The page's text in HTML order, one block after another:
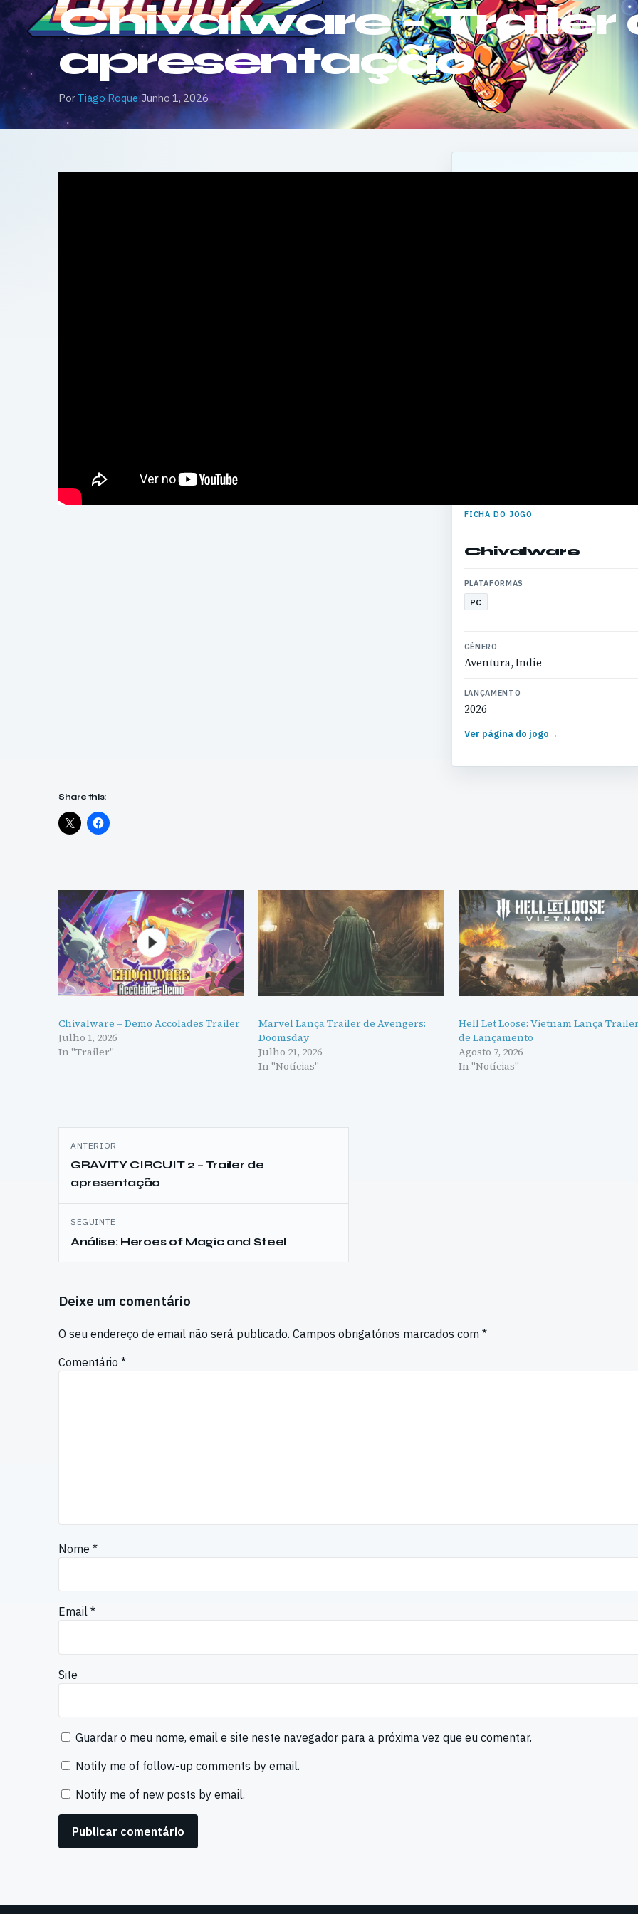
Chivalware – Trailer
apresentação
Por Tiago Roque·Junho 1, 2026
FICHA DO JOGO
Chivalware
PLATAFORMAS
PC
GÉNERO
Aventura, Indie
LANÇAMENTO
2026
Ver página do jogo→
Share this:
Chivalware – Demo Accolades Trailer
Julho 1, 2026
In "Trailer"
Marvel Lança Trailer de Avengers:
Doomsday
Julho 21, 2026
In "Notícias"
Hell Let Loose: Vietnam Lança
de Lançamento
Agosto 7, 2026
In "Notícias"
Navegação
de
artigos
ANTERIOR
GRAVITY CIRCUIT 2 – Trailer de
apresentação
SEGUINTE
Análise: Heroes of Magic and Steel
Deixe um comentário
O seu endereço de email não será publicado. Campos obrigatórios marcados com *
Comentário *
Nome *
Email *
Site
Guardar o meu nome, email e site neste navegador para a próxima vez que eu comentar.
Notify me of follow-up comments by email.
Notify me of new posts by email.